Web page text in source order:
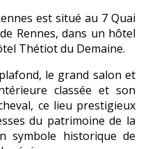
est situé au 7 Quai
Rennes, dans un hôtel
Thétiot du Demaine.
le grand salon et
classée et son
ce lieu prestigieux
du patrimoine de la
symbole historique de